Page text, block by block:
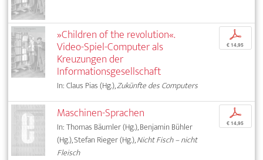
»Children of the revolution«.
Video-Spiel-Computer als
Kreuzungen der
Informationsgesellschaft
In: Claus Pias (Hg.),Zukünfte des Computers
p
€ 14,95
Maschinen-Sprachen
In: Thomas Bäumler (Hg.), Benjamin Bühler
(Hg.), Stefan Rieger (Hg.),Nicht Fisch – nicht
Fleisch
p
€ 14,95